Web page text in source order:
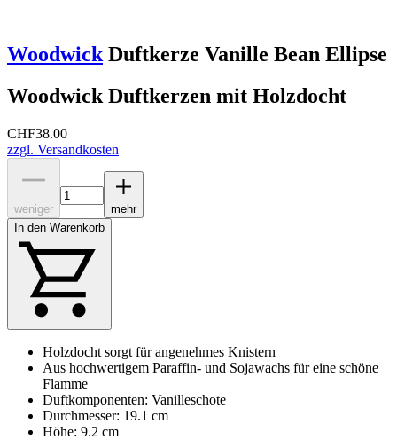
Woodwick Duftkerze Vanille Bean Ellipse
Woodwick Duftkerzen mit Holzdocht
CHF38.00
zzgl. Versandkosten
weniger
mehr
In den Warenkorb
Holzdocht sorgt für angenehmes Knistern
Aus hochwertigem Paraffin- und Sojawachs für eine schöne
Flamme
Duftkomponenten: Vanilleschote
Durchmesser: 19.1 cm
Höhe: 9.2 cm